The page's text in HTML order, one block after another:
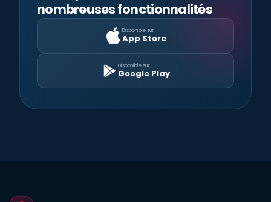
nombreuses fonctionnalités
Disponible sur
App Store
Disponible sur
Google Play